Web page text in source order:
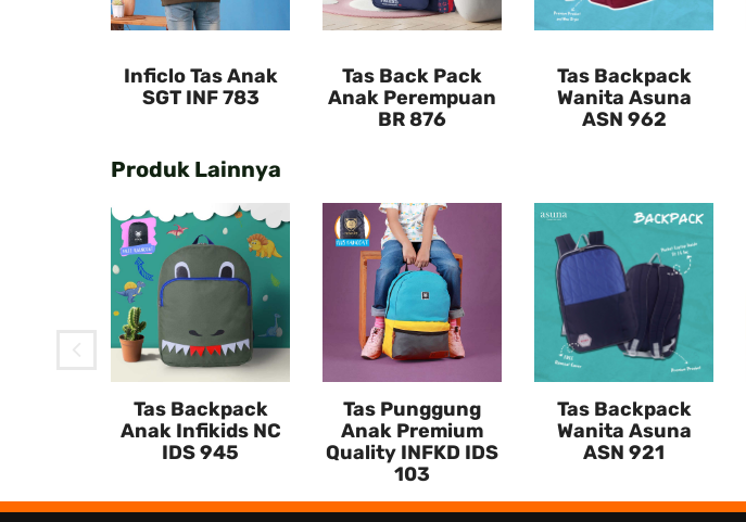
Inficlo Tas Anak
SGT INF 783
Tas Back Pack
Anak Perempuan
BR 876
Tas Backpack
Wanita Asuna
ASN 962
Produk Lainnya
Tas Backpack
Anak Infikids NC
IDS 945
Tas Punggung
Anak Premium
Quality INFKD IDS
103
Tas Backpack
Wanita Asuna
ASN 921